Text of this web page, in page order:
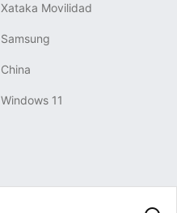
Xataka Movilidad
Samsung
China
Windows 11